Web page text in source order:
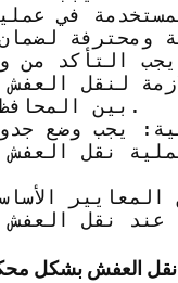
في
لنقل
بين المحافظات المختلفة.
نقل العفش
عند نقل العفش
نقل العفش بشكل